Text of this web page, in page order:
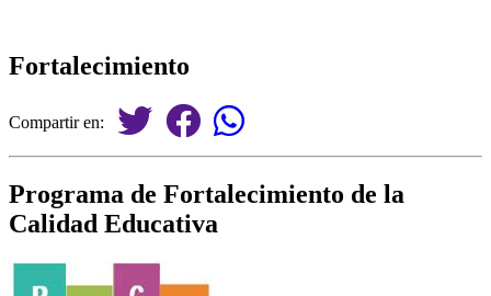
Fortalecimiento
Compartir en:
Programa de Fortalecimiento de la
Calidad Educativa